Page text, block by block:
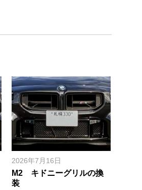
2026年7月16日
M2 キドニーグリルの換
装